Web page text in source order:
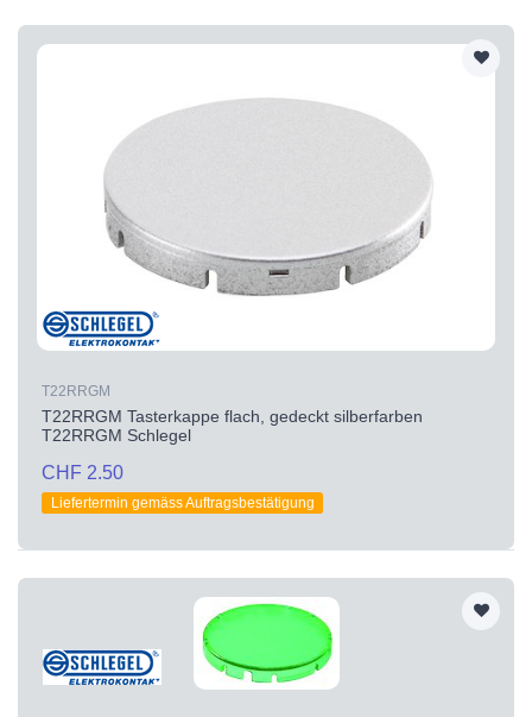
T22RRGM
T22RRGM Tasterkappe flach, gedeckt silberfarben
T22RRGM Schlegel
CHF 2.50
Liefertermin gemäss Auftragsbestätigung